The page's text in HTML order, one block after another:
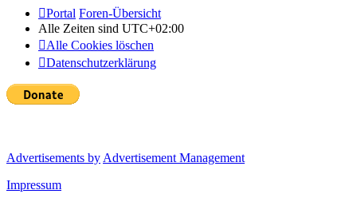
Portal Foren-Übersicht
Alle Zeiten sind UTC+02:00
Alle Cookies löschen
Datenschutzerklärung
Advertisements by Advertisement Management
Impressum